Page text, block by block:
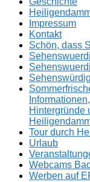
Impressum
Kontakt
Schön, dass
Hintergründe
Tour durch
Urlaub
Webcams
Werben auf